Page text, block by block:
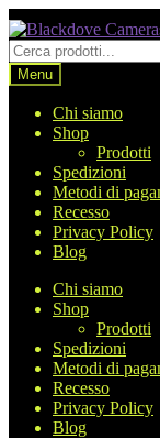
Vai
alla
navigazione
Vai
al
contenuto
Cerca
prodotti
Menu
Chi siamo
Shop
Prodotti
Spedizioni
Metodi di
Recesso
Privacy Policy
Blog
Chi siamo
Shop
Prodotti
Spedizioni
Metodi di
Recesso
Privacy Policy
Blog